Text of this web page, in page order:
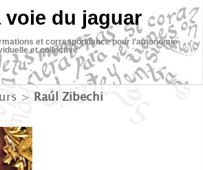
voie du jaguar
et correspondance pour l’autonomie
et collective
> Raúl Zibechi